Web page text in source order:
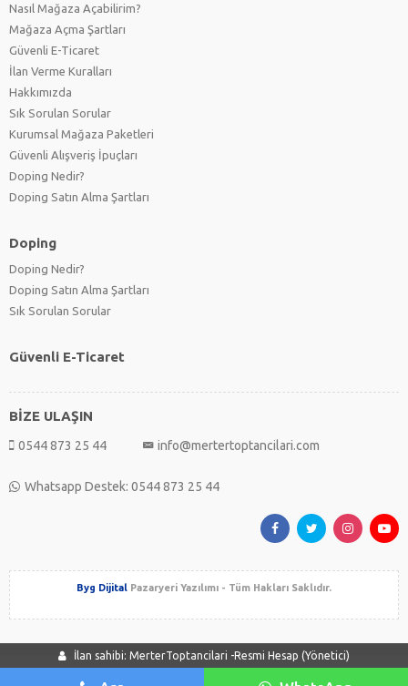
İlan sahibi: MerterToptancilari -Resmi Hesap (Yönetici)
Nasıl Mağaza Açabilirim?
Mağaza Açma Şartları
Güvenli E-Ticaret
İlan Verme Kuralları
Hakkımızda
Sık Sorulan Sorular
Kurumsal Mağaza Paketleri
Güvenli Alışveriş İpuçları
Doping Nedir?
Doping Satın Alma Şartları
Doping
Doping Nedir?
Doping Satın Alma Şartları
Sık Sorulan Sorular
Güvenli E-Ticaret
BİZE ULAŞIN
0544 873 25 44 info@mertertoptancilari.com
Whatsapp Destek: 0544 873 25 44
Byg Dijital Pazaryeri Yazılımı - Tüm Hakları Saklıdır.